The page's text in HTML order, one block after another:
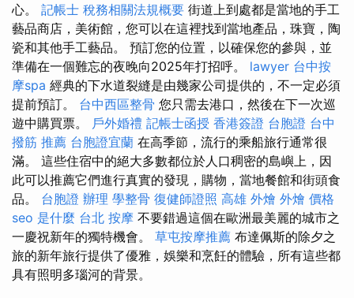
心。 記帳士 稅務相關法規概要 街道上到處都是當地的手工
藝品商店，美術館，您可以在這裡找到當地產品，珠寶，陶
瓷和其他手工藝品。 預訂您的位置，以確保您的參與，並
準備在一個難忘的夜晚向2025年打招呼。 lawyer 台中按
摩spa 經典的下水道裂縫是由幾家公司提供的，不一定必須
提前預訂。 台中西區整骨 您只需去港口，然後在下一次巡
遊中購買票。 戶外婚禮 記帳士函授 香港簽證 台胞證 台中
撥筋 推薦 台胞證宜蘭 在高季節，流行的乘船旅行通常很
滿。 這些住宿中的絕大多數都位於人口稠密的島嶼上，因
此可以推薦它們進行真實的發現，購物，當地餐館和街頭食
品。 台胞證 辦理 學整骨 復健師證照 高雄 外燴 外燴 價格
seo 是什麼 台北 按摩 不要錯過這個在歐洲最美麗的城市之
一慶祝新年的獨特機會。 草屯按摩推薦 布達佩斯的除夕之
旅的新年旅行提供了優雅，娛樂和烹飪的體驗，所有這些都
具有照明多瑙河的背景。